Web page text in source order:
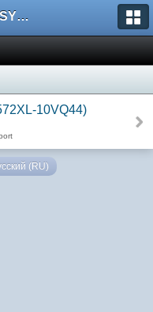
Форум LDM-SYSTEMS
10VQ44)
(RU)